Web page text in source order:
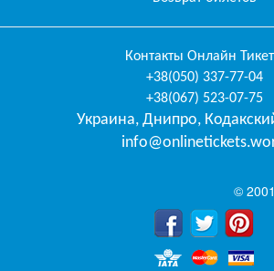
Контакты Онлайн
+38(050) 337-77-04
+38(067) 523-07-75
Украина, Днипро,
©